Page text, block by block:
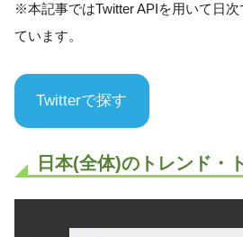
※本記事ではTwitter APIを用いて日
ています。
Twitterで探す
日本(全体)のトレンド・